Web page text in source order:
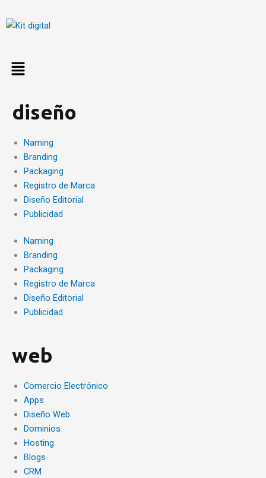
diseño
Naming
Branding
Packaging
Registro de Marca
Diseño Editorial
Publicidad
Naming
Branding
Packaging
Registro de Marca
Diseño Editorial
Publicidad
web
Comercio Electrónico
Apps
Diseño Web
Dominios
Hosting
Blogs
CRM